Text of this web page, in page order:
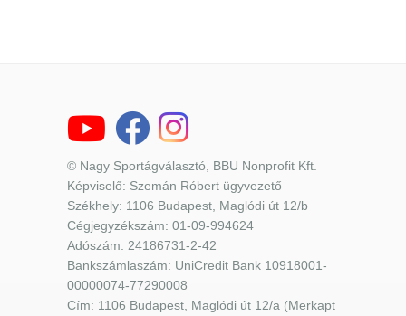
© Nagy Sportágválasztó, BBU Nonprofit Kft.
Képviselő: Szemán Róbert ügyvezető
Székhely: 1106 Budapest, Maglódi út 12/b
Cégjegyzékszám: 01-09-994624
Adószám: 24186731-2-42
Bankszámlaszám: UniCredit Bank 10918001-
00000074-77290008
Cím: 1106 Budapest, Maglódi út 12/a (Merkapt